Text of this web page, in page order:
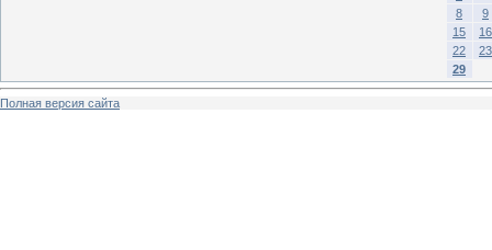
8
9
15
16
22
23
29
Полная версия сайта